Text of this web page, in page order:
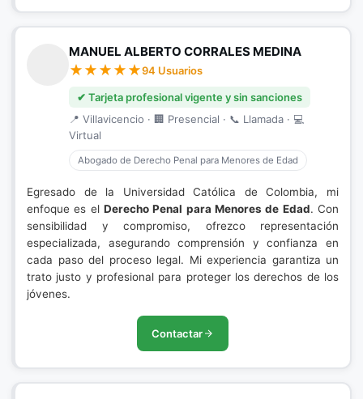
MANUEL ALBERTO CORRALES MEDINA
94 Usuarios
✔ Tarjeta profesional vigente y sin sanciones
📍 Villavicencio · 🏢 Presencial · 📞 Llamada · 💻
Virtual
Abogado de Derecho Penal para Menores de Edad
Egresado de la Universidad Católica de Colombia, mi
enfoque es el Derecho Penal para Menores de Edad. Con
sensibilidad y compromiso, ofrezco representación
especializada, asegurando comprensión y confianza en
cada paso del proceso legal. Mi experiencia garantiza un
trato justo y profesional para proteger los derechos de los
jóvenes.
Contactar